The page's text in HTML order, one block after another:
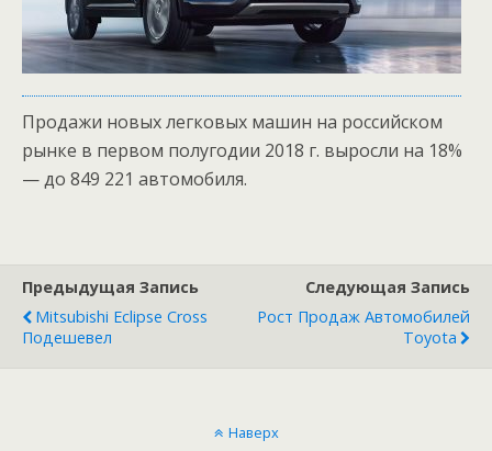
Продажи новых легковых машин на российском
рынке в первом полугодии 2018 г. выросли на 18%
— до 849 221 автомобиля.
Предыдущая Запись
Mitsubishi Eclipse Cross
Подешевел
Следующая Запись
Рост Продаж Автомобилей
Toyota
Наверх